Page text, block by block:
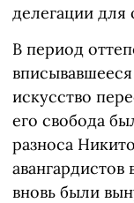
делегации
В период
искусство
его свобода
разноса
вновь были